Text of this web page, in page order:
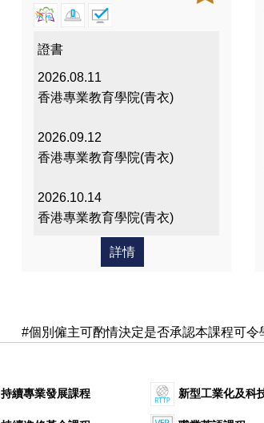
入/
課程
證書
2026.08.11
香港專業教育學院(青衣)
2026.09.12
香港專業教育學院(青衣)
2026.10.14
香港專業教育學院(青衣)
詳情
#個別僱主可酌情決定是否承認本課程可
持續專業發展課程 新型工業化及科